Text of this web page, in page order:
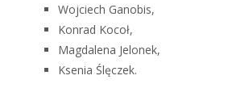
Wojciech Ganobis,
Konrad Kocoł,
Magdalena Jelonek,
Ksenia Ślęczek.